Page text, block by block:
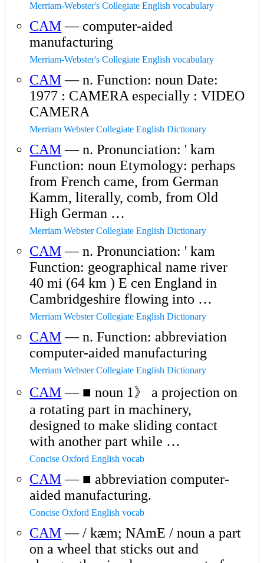
Merriam-Webster's Collegiate English vocabulary
CAM— computer-aided
manufacturing
Merriam-Webster's Collegiate English vocabulary
CAM— n. Function: noun Date:
1977 : CAMERA especially : VIDEO
CAMERA
Merriam Webster Collegiate English Dictionary
CAM— n. Pronunciation: ' kam
Function: noun Etymology: perhaps
from French came, from German
Kamm, literally, comb, from Old
High German …
Merriam Webster Collegiate English Dictionary
CAM— n. Pronunciation: ' kam
Function: geographical name river
40 mi (64 km ) E cen England in
Cambridgeshire flowing into …
Merriam Webster Collegiate English Dictionary
CAM— n. Function: abbreviation
computer-aided manufacturing
Merriam Webster Collegiate English Dictionary
CAM— ■ noun 1》 a projection on
a rotating part in machinery,
designed to make sliding contact
with another part while …
Concise Oxford English vocab
CAM— ■ abbreviation computer-
aided manufacturing.
Concise Oxford English vocab
CAM— / kæm; NAmE / noun a part
on a wheel that sticks out and